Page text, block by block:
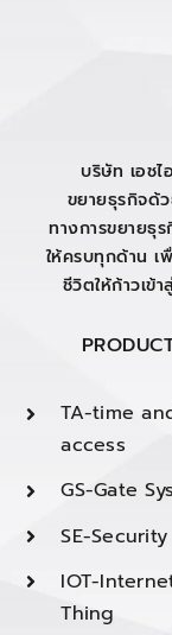
บริษัท เอช
ขยายธุรกิจด้
ทางการขยายธุ
ให้ครบทุกด้าน
ชีวิตให้ก้าวเข้
TA-time
access
GS-Gate
SE-Security
IOT-
Thing